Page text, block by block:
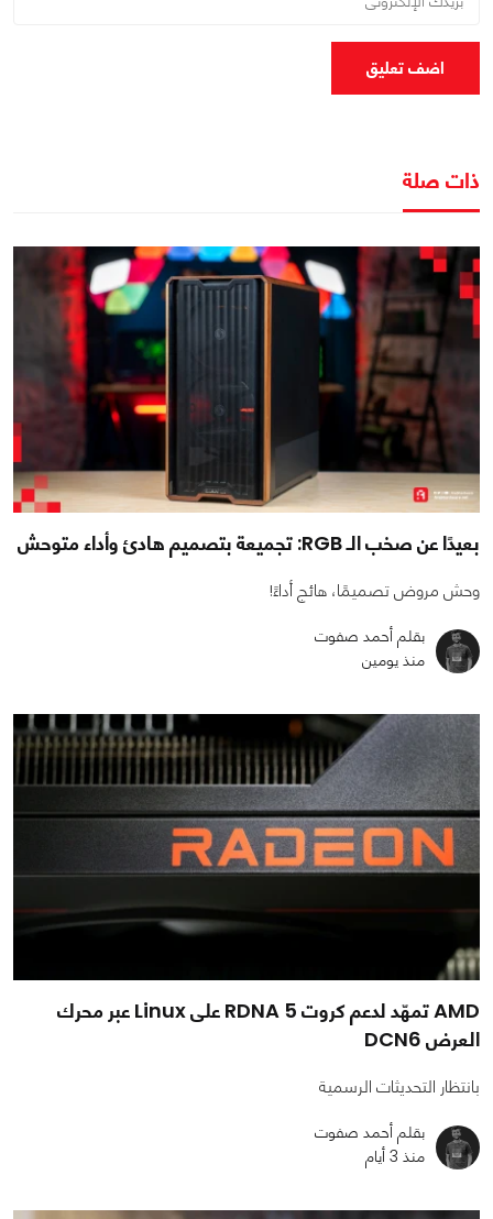
اضف تعليق
ذات صلة
بعيدًا عن صخب الـ RGB: تجميعة بتصميم هادئ وأداء متوحش
وحش مروض تصميمًا، هائج أداءً!
بقلم أحمد صفوت
منذ يومين
AMD تمهّد لدعم كروت RDNA 5 على Linux عبر محرك
العرض DCN6
بانتظار التحديثات الرسمية
بقلم أحمد صفوت
منذ 3 أيام